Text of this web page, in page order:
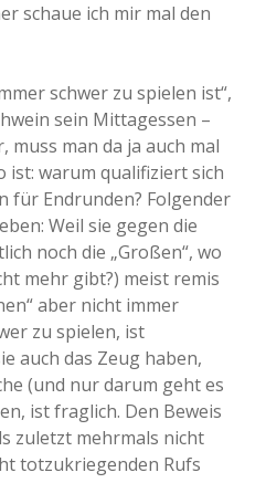
schaue ich mir mal den
schwer zu spielen ist“,
sein Mittagessen –
muss man da ja auch mal
ist: warum qualifiziert sich
für Endrunden? Folgender
Weil sie gegen die
noch die „Großen“, wo
mehr gibt?) meist remis
aber nicht immer
zu spielen, ist
auch das Zeug haben,
(und nur darum geht es
ist fraglich. Den Beweis
zuletzt mehrmals nicht
totzukriegenden Rufs